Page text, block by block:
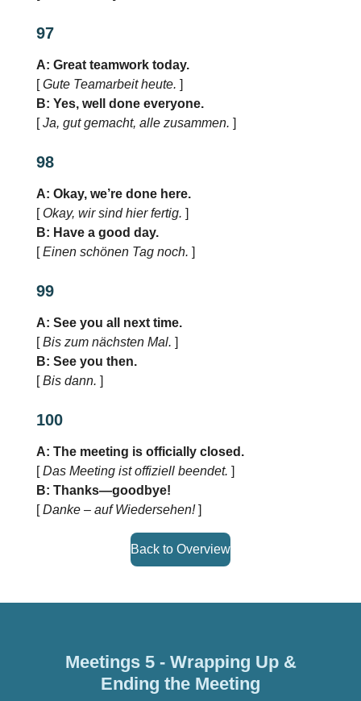
97
A: Great teamwork today.
[Gute Teamarbeit heute. ]
B: Yes, well done everyone.
[Ja, gut gemacht, alle zusammen. ]
98
A: Okay, we’re done here.
[ Okay, wir sind hier fertig. ]
B: Have a good day.
[Einen schönen Tag noch. ]
99
A: See you all next time.
[Bis zum nächsten Mal. ]
B: See you then.
[Bis dann. ]
100
A: The meeting is officially closed.
[Das Meeting ist offiziell beendet. ]
B: Thanks—goodbye!
[Danke – auf Wiedersehen!]
Back to Overview
Meetings 5 - Wrapping Up &
Ending the Meeting